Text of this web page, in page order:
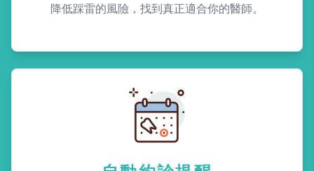
降低踩雷的風險，找到真正適合你的醫師。